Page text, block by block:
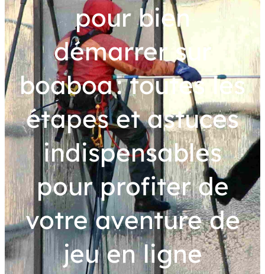
pour bien
démarrer sur
boaboa : toutes les
étapes et astuces
indispensables
pour profiter de
votre aventure de
jeu en ligne